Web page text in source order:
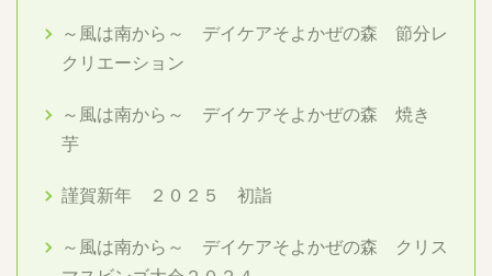
～風は南から～ デイケアそよかぜの森 節分レ
クリエーション
～風は南から～ デイケアそよかぜの森 焼き
芋
謹賀新年 ２０２５ 初詣
～風は南から～ デイケアそよかぜの森 クリス